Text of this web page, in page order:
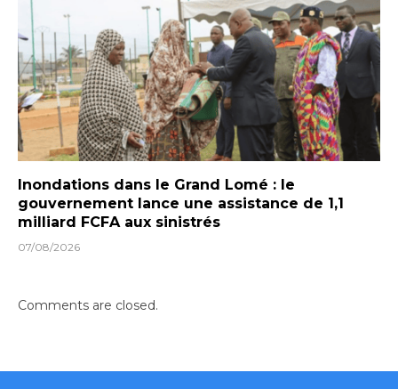
Inondations dans le Grand Lomé : le
gouvernement lance une assistance de 1,1
milliard FCFA aux sinistrés
07/08/2026
Comments are closed.